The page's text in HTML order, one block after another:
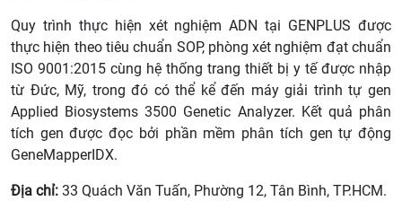
Quy trình thực hiện xét nghiệm ADN tại GENPLUS được
thực hiện theo tiêu chuẩn SOP, phòng xét nghiệm đạt chuẩn
ISO 9001:2015 cùng hệ thống trang thiết bị y tế được nhập
từ Đức, Mỹ, trong đó có thể kể đến máy giải trình tự gen
Applied Biosystems 3500 Genetic Analyzer. Kết quả phân
tích gen được đọc bởi phần mềm phân tích gen tự động
GeneMapperIDX.
Địa chỉ: 33 Quách Văn Tuấn, Phường 12, Tân Bình, TP.HCM.